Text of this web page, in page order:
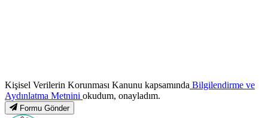
Kişisel Verilerin Korunması Kanunu kapsamında Bilgilendirme ve
Aydınlatma Metnini okudum, onayladım.
Formu Gönder